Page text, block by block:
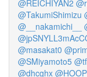
@REICHIYAN2
@TakumiShimizu
@__nakamichi__
@masakat0
@SMiyamoto5
@dhcghx